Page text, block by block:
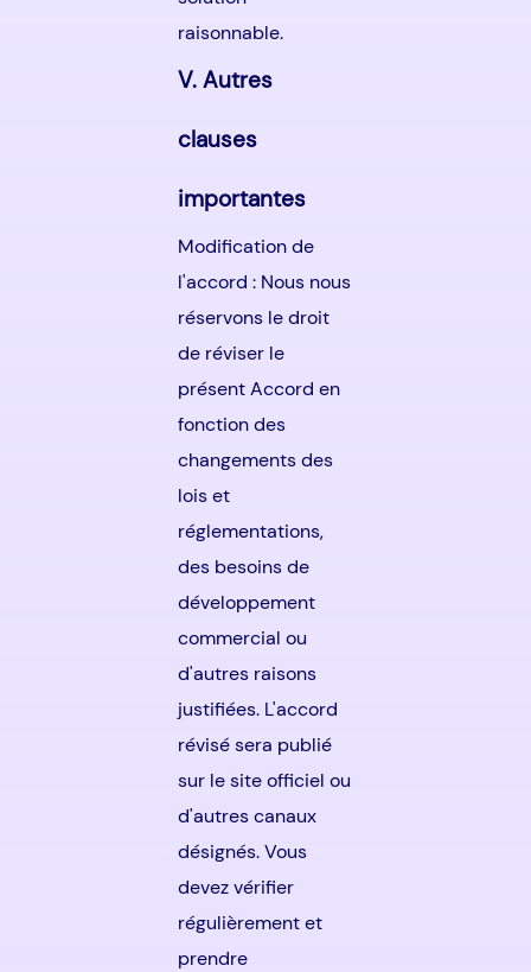
raisonnable.
V. Autres
clauses
importantes
Modification de
l'accord : Nous nous
réservons le droit
de réviser le
présent Accord en
fonction des
changements des
lois et
réglementations,
des besoins de
développement
commercial ou
d'autres raisons
justifiées. L'accord
révisé sera publié
sur le site officiel ou
d'autres canaux
désignés. Vous
devez vérifier
régulièrement et
prendre